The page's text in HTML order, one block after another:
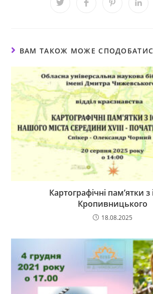
ВАМ ТАКОЖ МОЖЕ
Картографічні пам’ятки з
Кропивницького
18.08.2025